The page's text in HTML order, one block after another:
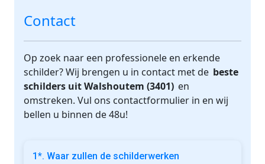
Contact
Op zoek naar een professionele en erkende
schilder? Wij brengen u in contact met de beste
schilders uit Walshoutem (3401) en
omstreken. Vul ons contactformulier in en wij
bellen u binnen de 48u!
1*. Waar zullen de schilderwerken